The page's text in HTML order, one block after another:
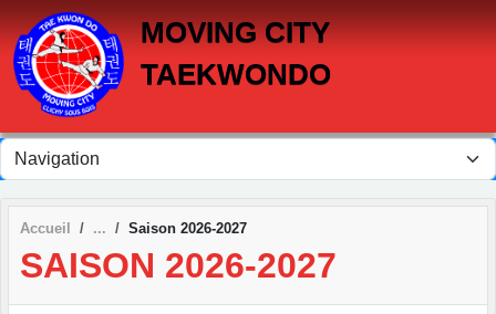
MOVING CITY
TAEKWONDO
Accueil Saison 2026-2027
SAISON 2026-2027
Panneau de gestion des cookies